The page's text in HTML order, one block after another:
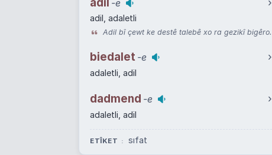
-e
adil, adaletli
Adil bî çewt ke destê talebê xo ra gezikî bigêro.
biedalet -e ›
adaletli, adil
dadmend -e ›
adaletli, adil
ETÎKET sıfat